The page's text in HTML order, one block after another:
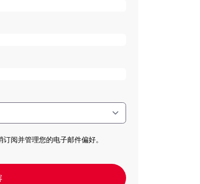
阅并管理您的电子邮件偏好。